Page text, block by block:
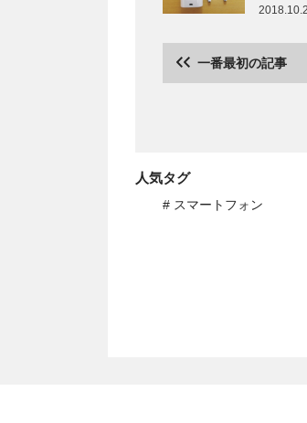
一番最初の記事
人気タグ
# スマートフォン